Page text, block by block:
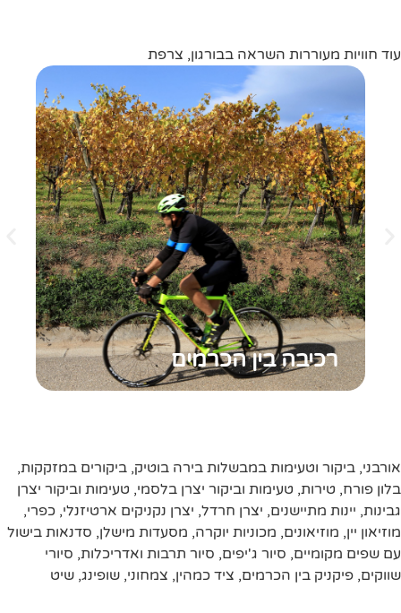
עוד חוויות מעוררות השראה בבורגון, צרפת
רכיבה בין הכרמים
אורבני, ביקור וטעימות במבשלות בירה בוטיק, ביקורים במזקקות,
בלון פורח, טירות, טעימות וביקור יצרן בלסמי, טעימות וביקור יצרן
גבינות, יינות מתיישנים, יצרן חרדל, יצרן נקניקים ארטיזנלי, כפרי,
מוזיאון יין, מוזיאונים, מכוניות יוקרה, מסעדות מישלן, סדנאות בישול
עם שפים מקומיים, סיור ג'יפים, סיור תרבות ואדריכלות, סיורי
שווקים, פיקניק בין הכרמים, ציד כמהין, צמחוני, שופינג, שיט